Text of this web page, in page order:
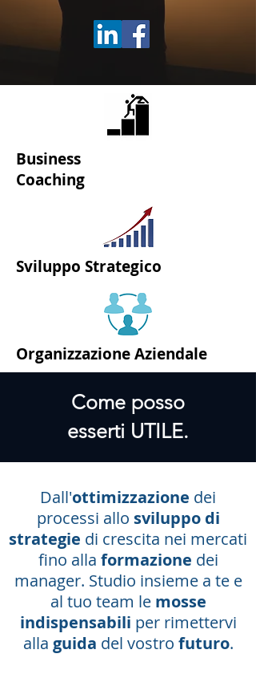
Dall'ottimizzazione dei
processi allo sviluppo di
strategie di crescita nei mercati
fino alla formazione dei
manager. Studio insieme a te e
al tuo team le mosse
indispensabili per rimettervi
alla guida del vostro futuro.
Come posso
esserti UTILE.
Business
Coaching
Sviluppo Strategico
Organizzazione Aziendale